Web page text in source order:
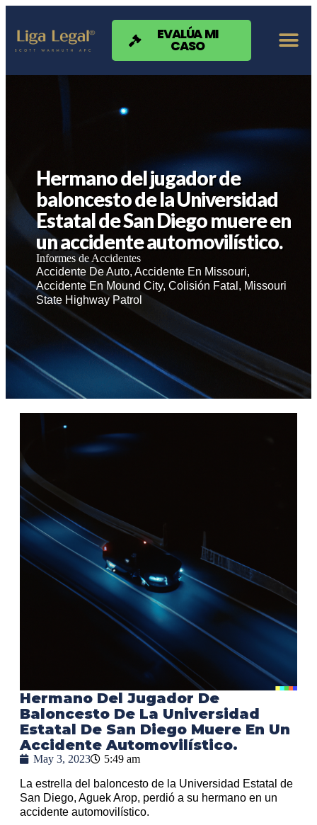
Nota:
sitio
web
EVALÚA MI
CASO
Hermano del jugador de
baloncesto de la Universidad
Estatal de San Diego muere en
un accidente automovilístico.
Informes de Accidentes
Accidente De Auto,Accidente En Missouri,
Accidente En Mound City,Colisión Fatal , Missouri
State Highway Patrol
Hermano Del Jugador De
Baloncesto De La Universidad
Estatal De San Diego Muere En Un
Accidente Automovilístico.
May 3, 2023 5:49 am
La estrella del baloncesto de la Universidad Estatal de
San Diego, Aguek Arop, perdió a su hermano en un
accidente automovilístico.